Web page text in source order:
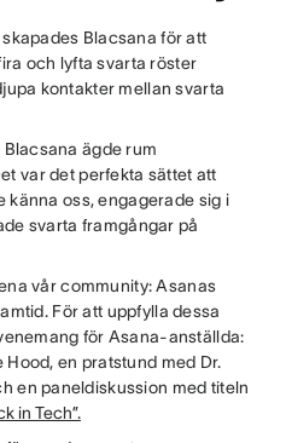
Blacsana för att
och lyfta svarta röster
kontakter mellan svarta
ägde rum
var det perfekta sättet att
känna oss, engagerade sig i
svarta framgångar på
vår community: Asanas
För att uppfylla dessa
för Asana-anställda:
en pratstund med Dr.
en paneldiskussion med titeln
in Tech”.